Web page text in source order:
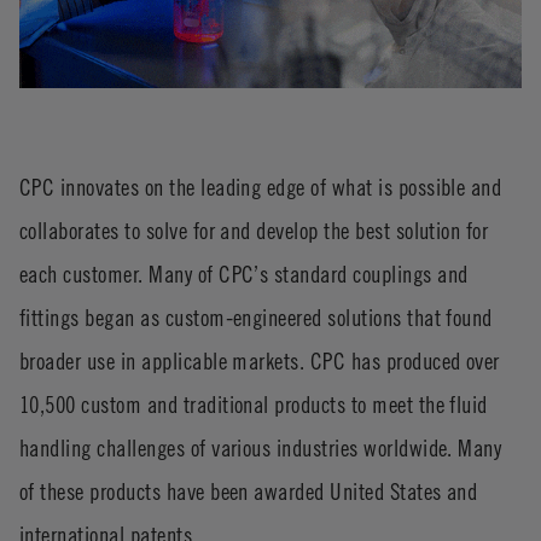
CPC innovates on the leading edge of what is possible and
collaborates to solve for and develop the best solution for
each customer. Many of CPC’s standard couplings and
fittings began as custom-engineered solutions that found
broader use in applicable markets. CPC has produced over
10,500 custom and traditional products to meet the fluid
handling challenges of various industries worldwide. Many
of these products have been awarded United States and
international patents.